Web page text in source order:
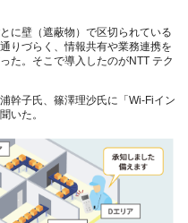
に壁（遮蔽物）で区切られている
りづらく、情報共有や業務連携を
た。そこで導入したのがNTT テク
幹子氏、篠澤理沙氏に「Wi-Fiイン
いた。